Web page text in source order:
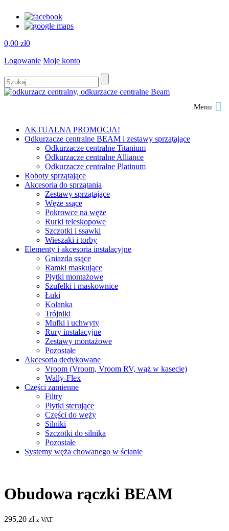
0,00 zł0
Logowanie Moje konto
Menu
AKTUALNA PROMOCJA!
Odkurzacze centralne BEAM i zestawy sprzątające
Odkurzacze centralne Titanium
Odkurzacze centralne Alliance
Odkurzacze centralne Platinum
Roboty sprzątające
Akcesoria do sprzątania
Zestawy sprzątające
Węże ssące
Pokrowce na węże
Rurki teleskopowe
Szczotki i ssawki
Wieszaki i torby
Elementy i akcesoria instalacyjne
Gniazda ssące
Ramki maskujące
Płytki montażowe
Szufelki i maskownice
Łuki
Kolanka
Trójniki
Mufki i uchwyty
Rury instalacyjne
Zestawy montażowe
Pozostałe
Akcesoria dedykowane
Vroom (Vroom, Vroom RV, wąż w kasecie)
Wally-Flex
Części zamienne
Filtry
Płytki sterujące
Części do węży
Silniki
Szczotki do silnika
Pozostałe
Systemy węża chowanego w ścianie
Obudowa rączki BEAM
295,20 zł z VAT